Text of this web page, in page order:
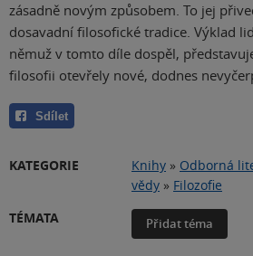
zásadně novým způsobem. To jej
dosavadní filosofické tradice. Výklad
němuž v tomto díle dospěl,
filosofii otevřely nové, dodnes
Sdílet
KATEGORIE Knihy » Odborná
vědy » Filozofie
TÉMATA
Přidat téma